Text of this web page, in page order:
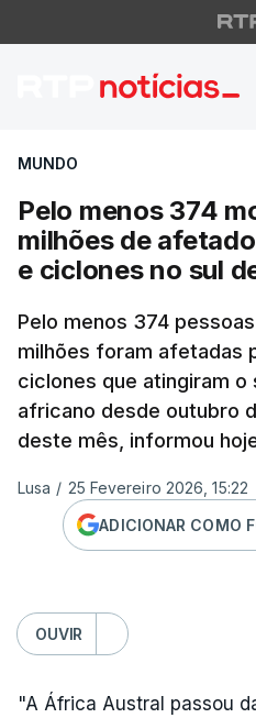
Pelo
MUNDO
Pelo menos 374
milhões de
e ciclones no sul
Pelo menos 374
milhões foram afetadas
ciclones que atingiram o
africano desde outubro
deste mês, informou
Lusa / 25 Fevereiro 2026, 15:22
ADICIONAR COMO
OUVIR
"A África Austral passou